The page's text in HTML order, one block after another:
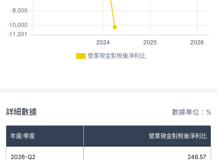
營業現金對稅後淨利比
詳細數據 數據單位：%
年度/季度 營業現金對稅後淨利比
2026-Q2 246.57